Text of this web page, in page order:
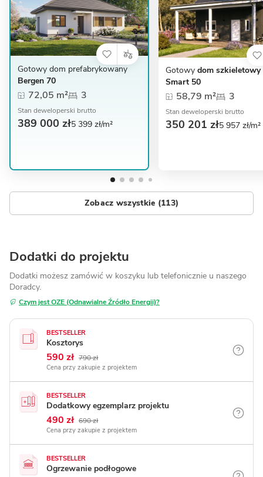
Gotowy dom prefabrykowany
Bergen 70
72,05 m² 3
Stan deweloperski brutto
389 000 zł5 399 zł/m²
Gotowy dom szkieletowy
Smart 50
58,79 m² 3
Stan deweloperski brutto
350 201 zł5 957 zł/m²
Zobacz wszystkie (113)
Dodatki do projektu
Dodatki możesz zamówić w koszyku lub telefonicznie u naszego
Doradcy.
Czym jest OZE (Odnawialne Źródło Energii)?
BESTSELLER
Kosztorys
790 zł
590 zł
Cena przy zakupie z projektem
BESTSELLER
Dodatkowy egzemplarz projektu
690 zł
490 zł
Cena przy zakupie z projektem
BESTSELLER
Ogrzewanie podłogowe